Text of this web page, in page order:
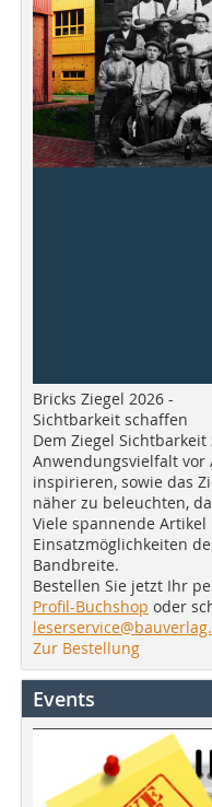
Bricks Ziegel 2026 -
Sichtbarkeit schaffen
Dem Ziegel
Anwendungsvielfalt vor
inspirieren, sowie das
näher zu beleuchten,
Viele spannende
Einsatzmöglichkeiten
Bandbreite.
Bestellen Sie jetzt Ihr
Profil-Buchshop oder
Zur Bestellung
Events